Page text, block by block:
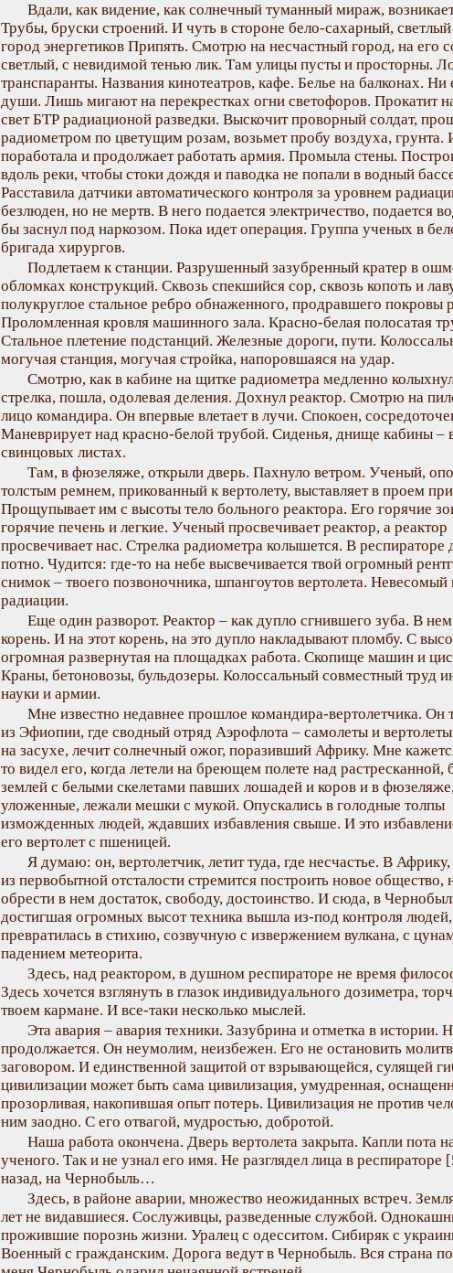
Вдали, как видение, как солнечный туманный мираж,
Трубы, бруски строений. И чуть в стороне бело-сахарный,
город энергетиков Припять. Смотрю на несчастный город, на его
светлый, с невидимой тенью лик. Там улицы пусты и просторны.
транспаранты. Названия кинотеатров, кафе. Белье на балконах. Ни
души. Лишь мигают на перекрестках огни светофоров. Прокатит
свет БТР радиационой разведки. Выскочит проворный солдат,
радиометром по цветущим розам, возьмет пробу воздуха, грунта.
поработала и продолжает работать армия. Промыла стены.
вдоль реки, чтобы стоки дождя и паводка не попали в водный
Расставила датчики автоматического контроля за уровнем
безлюден, но не мертв. В него подается электричество, подается
бы заснул под наркозом. Пока идет операция. Группа ученых в
бригада хирургов.
Подлетаем к станции. Разрушенный зазубренный кратер в
обломках конструкций. Сквозь спекшийся сор, сквозь копоть и
полукруглое стальное ребро обнаженного, продравшего покровы
Проломленная кровля машинного зала. Красно-белая полосатая
Стальное плетение подстанций. Железные дороги, пути.
могучая станция, могучая стройка, напоровшаяся на удар.
Смотрю, как в кабине на щитке радиометра медленно
стрелка, пошла, одолевая деления. Дохнул реактор. Смотрю на
лицо командира. Он впервые влетает в лучи. Спокоен,
Маневрирует над красно-белой трубой. Сиденья, днище кабины –
свинцовых листах.
Там, в фюзеляже, открыли дверь. Пахнуло ветром. Ученый,
толстым ремнем, прикованный к вертолету, выставляет в проем
Прощупывает им с высоты тело больного реактора. Его горячие
горячие печень и легкие. Ученый просвечивает реактор, а реактор
просвечивает нас. Стрелка радиометра колышется. В
потно. Чудится: где-то на небе высвечивается твой огромный
снимок – твоего позвоночника, шпангоутов вертолета. Невесомый
радиации.
Еще один разворот. Реактор – как дупло сгнившего зуба. В
корень. И на этот корень, на это дупло накладывают пломбу. С
огромная развернутая на площадках работа. Скопище машин и
Краны, бетоновозы, бульдозеры. Колоссальный совместный труд
науки и армии.
Мне известно недавнее прошлое командира-вертолетчика. Он
из Эфиопии, где сводный отряд Аэрофлота – самолеты и вертолеты
на засухе, лечит солнечный ожог, поразивший Африку. Мне
то видел его, когда летели на бреющем полете над растресканной,
землей с белыми скелетами павших лошадей и коров и в
уложенные, лежали мешки с мукой. Опускались в голодные толпы
изможденных людей, ждавших избавления свыше. И это
его вертолет с пшеницей.
Я думаю: он, вертолетчик, летит туда, где несчастье. В
из первобытной отсталости стремится построить новое общество,
обрести в нем достаток, свободу, достоинство. И сюда, в
достигшая огромных высот техника вышла из-под контроля людей,
превратилась в стихию, созвучную с извержением вулкана, с
падением метеорита.
Здесь, над реактором, в душном респираторе не время
Здесь хочется взглянуть в глазок индивидуального дозиметра,
твоем кармане. И все-таки несколько мыслей.
Эта авария – авария техники. Зазубрина и отметка в истории.
продолжается. Он неумолим, неизбежен. Его не остановить
заговором. И единственной защитой от взрывающейся, сулящей
цивилизации может быть сама цивилизация, умудренная,
прозорливая, накопившая опыт потерь. Цивилизация не против
ним заодно. С его отвагой, мудростью, добротой.
Наша работа окончена. Дверь вертолета закрыта. Капли пота
ученого. Так и не узнал его имя. Не разглядел лица в
назад, на Чернобыль…
Здесь, в районе аварии, множество неожиданных встреч.
лет не видавшиеся. Сослуживцы, разведенные службой.
прожившие порознь жизни. Уралец с одесситом. Сибиряк с
Военный с гражданским. Дорога ведут в Чернобыль. Вся страна